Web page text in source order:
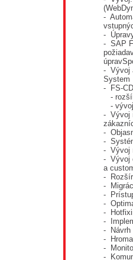
-
-
- SAP
- Vývoj
System
- FS-
-
-
- Vývoj
-
-
- Vývoj
- Vývoj
a
-
-
-
-
-
-
- Návrh
-
-
-